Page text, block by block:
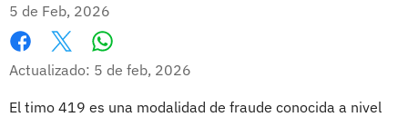
5 de Feb, 2026
Facebook
X
Actualizado: 5 de feb, 2026
El timo 419 es una modalidad de fraude conocida a nivel